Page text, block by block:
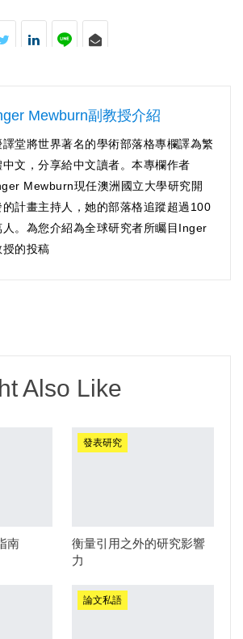
Mewburn副教授介紹
譯堂將世界著名的學術部落格專欄譯為繁
中文，分享給中文讀者。本專欄作者
Mewburn現任澳洲國立大學研究開
的計畫主持人，她的部落格追蹤超過100
人。為您介紹為全球研究者所矚目Inger
授的投稿
Also Like
南
發表研究
衡量引用之外的研究影響
力
論文私語